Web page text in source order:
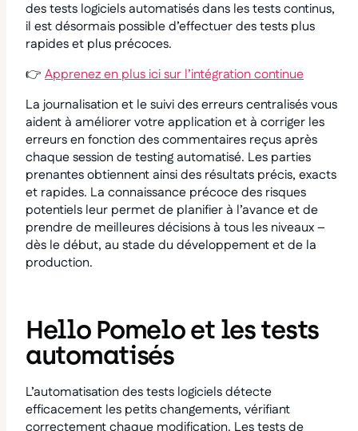
des tests logiciels automatisés dans les tests continus,
il est désormais possible d’effectuer des tests plus
rapides et plus précoces.
👉 Apprenez en plus ici sur l’intégration continue
La journalisation et le suivi des erreurs centralisés vous
aident à améliorer votre application et à corriger les
erreurs en fonction des commentaires reçus après
chaque session de testing automatisé. Les parties
prenantes obtiennent ainsi des résultats précis, exacts
et rapides. La connaissance précoce des risques
potentiels leur permet de planifier à l’avance et de
prendre de meilleures décisions à tous les niveaux –
dès le début, au stade du développement et de la
production.
Hello Pomelo et les tests
automatisés
L’automatisation des tests logiciels détecte
efficacement les petits changements, vérifiant